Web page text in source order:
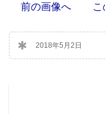
前の画像へ
2018年5月2日